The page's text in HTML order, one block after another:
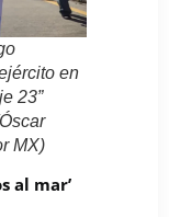
en
23”
MX)
al mar’